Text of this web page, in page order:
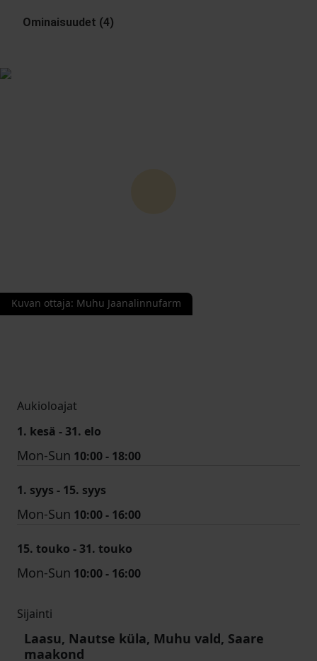
Ominaisuudet (4)
Kuvan ottaja: Muhu Jaanalinnufarm
Aukioloajat
1. kesä - 31. elo
Mon-Sun 10:00 - 18:00
1. syys - 15. syys
Mon-Sun 10:00 - 16:00
15. touko - 31. touko
Mon-Sun 10:00 - 16:00
Sijainti
Laasu, Nautse küla, Muhu vald, Saare
maakond